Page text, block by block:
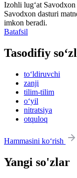
Izohli lugʻat Savodxon
Savodxon dasturi
imkon beradi.
Batafsil
Tasodifiy
to‘ldiruvchi
zanji
tilim-tilim
o‘yil
nitratsiya
otquloq
Hammasini ko‘rish
Yangi so'zlar